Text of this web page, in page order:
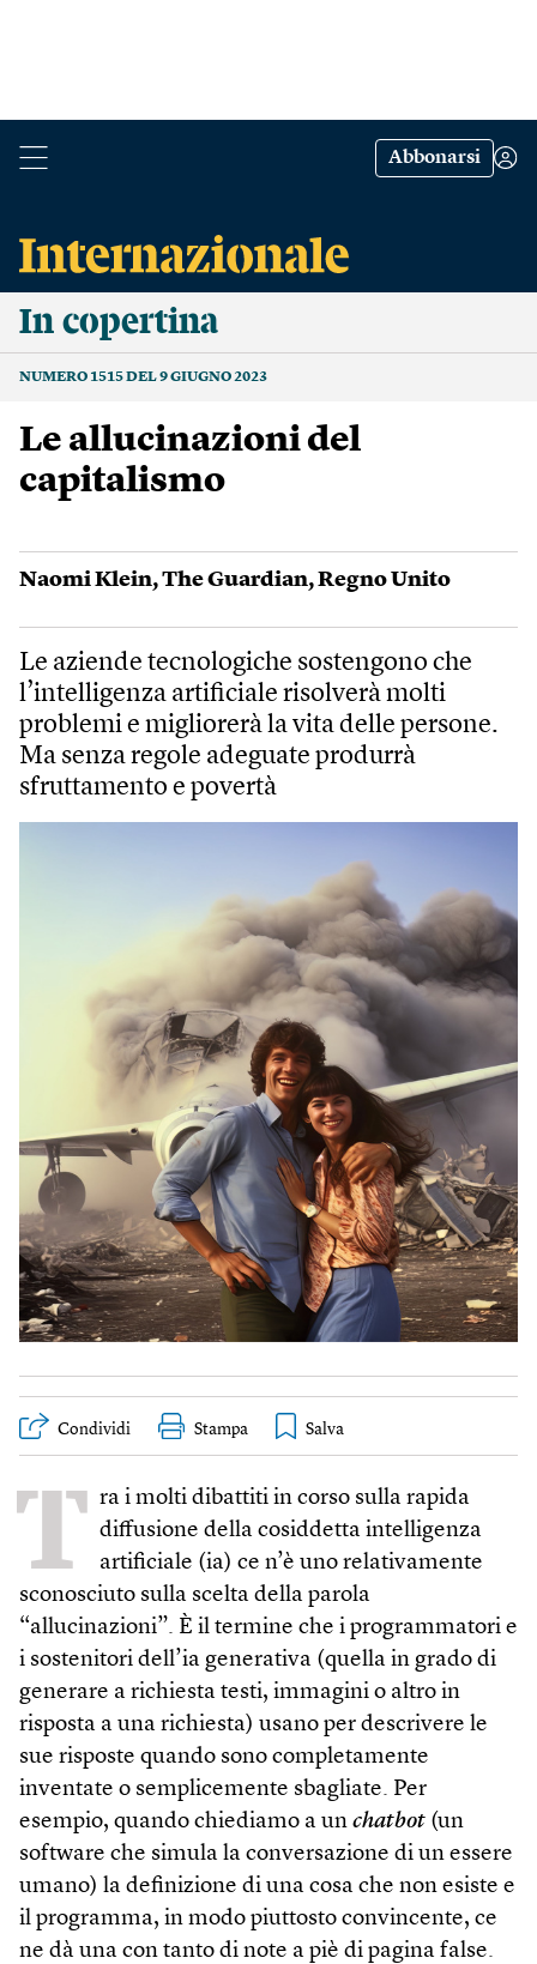
Abbonarsi
In copertina
NUMERO 1515 DEL 9 GIUGNO 2023
Le allucinazioni del
capitalismo
Naomi Klein,The Guardian,Regno Unito
Le aziende tecnologiche sostengono che
l’intelligenza artificiale risolverà molti
problemi e migliorerà la vita delle persone.
Ma senza regole adeguate produrrà
sfruttamento e povertà
Condividi Stampa
T ra i molti dibattiti in corso sulla rapida
diffusione della cosiddetta intelligenza
artificiale (ia) ce n’è uno relativamente
sconosciuto sulla scelta della parola
“allucinazioni”. È il termine che i programmatori e
i sostenitori dell’ia generativa (quella in grado di
generare a richiesta testi, immagini o altro in
risposta a una richiesta) usano per descrivere le
sue risposte quando sono completamente
inventate o semplicemente sbagliate. Per
esempio, quando chiediamo a un chatbot (un
software che simula la conversazione di un essere
umano) la definizione di una cosa che non esiste e
il programma, in modo piuttosto convincente, ce
ne dà una con tanto di note a piè di pagina false.